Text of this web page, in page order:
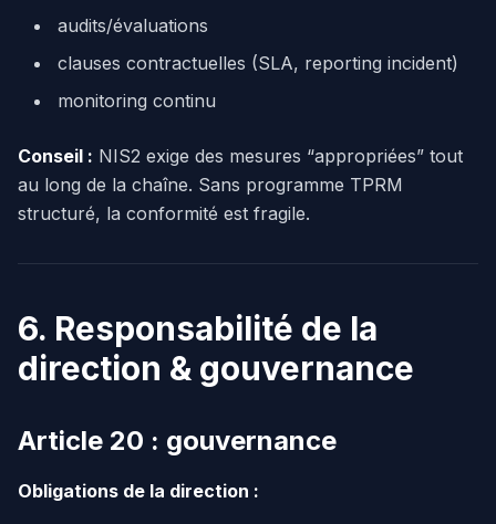
audits/évaluations
clauses contractuelles (SLA, reporting incident)
monitoring continu
Conseil : NIS2 exige des mesures “appropriées” tout
au long de la chaîne. Sans programme TPRM
structuré, la conformité est fragile.
6. Responsabilité de la
direction & gouvernance
Article 20 : gouvernance
Obligations de la direction :